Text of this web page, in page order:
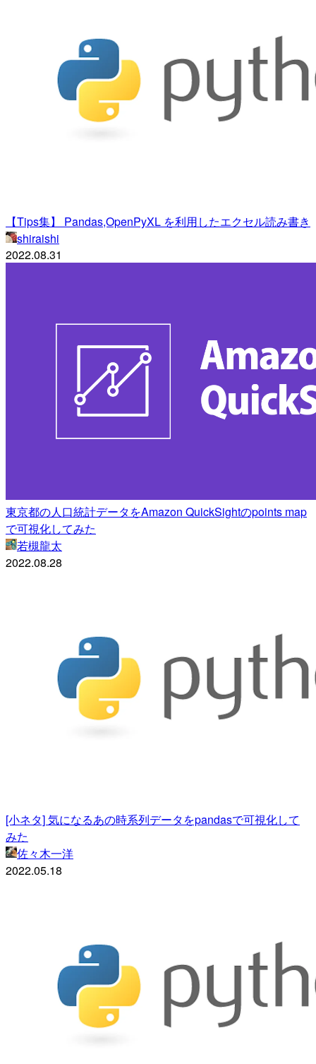
【Tips集】 Pandas,OpenPyXL を利用したエクセル読み書き
shiraishi
2022.08.31
東京都の人口統計データをAmazon QuickSightのpoints map
で可視化してみた
若槻龍太
2022.08.28
[小ネタ] 気になるあの時系列データをpandasで可視化して
みた
佐々木一洋
2022.05.18